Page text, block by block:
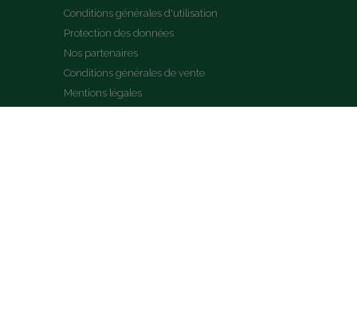
Conditions générales d'utilisation
Protection des données
Nos partenaires
Conditions générales de vente
Mentions légales